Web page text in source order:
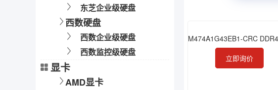
东芝企业级硬盘
西数硬盘
西数企业级硬盘
西数监控级硬盘
显卡
AMD显卡
立即询价